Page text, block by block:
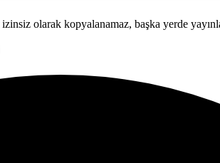
olarak kopyalanamaz, başka yerde